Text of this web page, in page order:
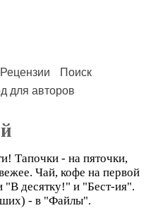
Рецензии
Поиск
для авторов
Тапочки - на пяточки,
Чай, кофе на первой
"В десятку!" и "Бест-ия".
- в "Файлы".